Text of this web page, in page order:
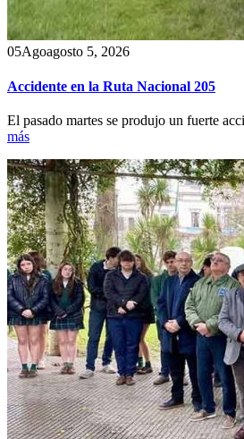
05Agoagosto 5, 2026
Accidente en la Ruta Nacional 205
El pasado martes se produjo un fuerte
más